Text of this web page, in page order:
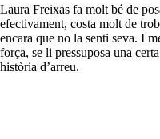
Laura Freixas fa molt bé de
efectivament, costa molt de
encara que no la senti seva. I
força, se li pressuposa una
història d’arreu.